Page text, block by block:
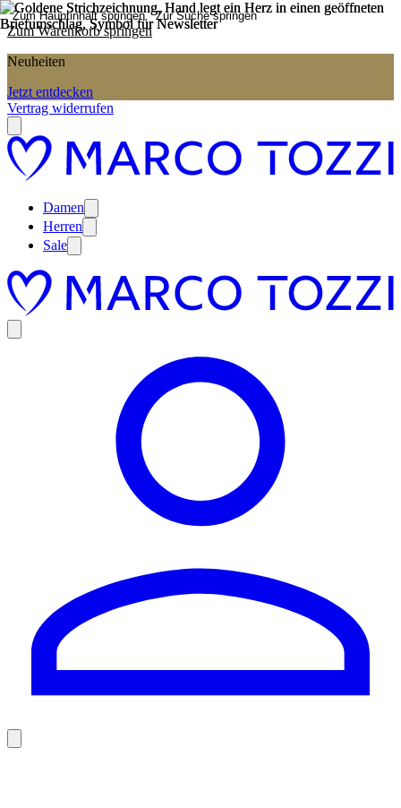
Zum Hauptinhalt springen Zur Suche springen
Zum Warenkorb springen
Neuheiten
Jetzt entdecken
Vertrag widerrufen
Damen
Herren
Sale